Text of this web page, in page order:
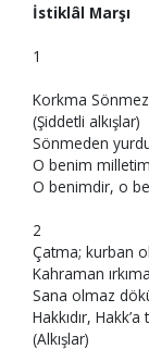
İstiklâl Marşı
1
Korkma
(Şiddetli alkışlar)
Sönmeden
O benim
O benimdir, o
2
Çatma; kurban
Kahraman
Sana olmaz
Hakkıdır,
(Alkışlar)